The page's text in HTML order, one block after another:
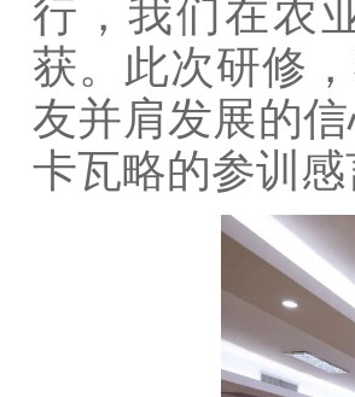
行，我们在农
获。此次研修
友并肩发展的信
卡瓦略的参训